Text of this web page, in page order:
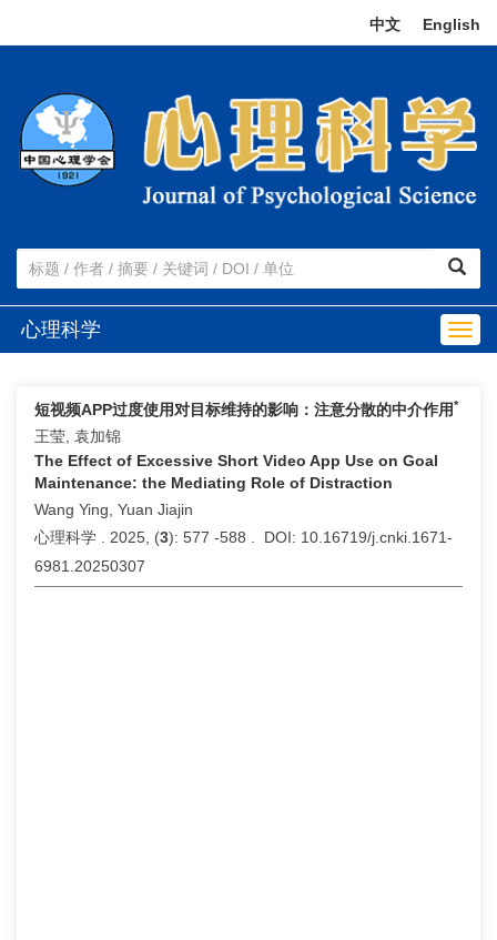
中文 English
心理科学
短视频APP过度使用对目标维持的影响：注意分散的中介作用*
王莹, 袁加锦
The Effect of Excessive Short Video App Use on Goal
Maintenance: the Mediating Role of Distraction
Wang Ying, Yuan Jiajin
心理科学 . 2025, (3): 577 -588 . DOI: 10.16719/j.cnki.1671-
6981.20250307